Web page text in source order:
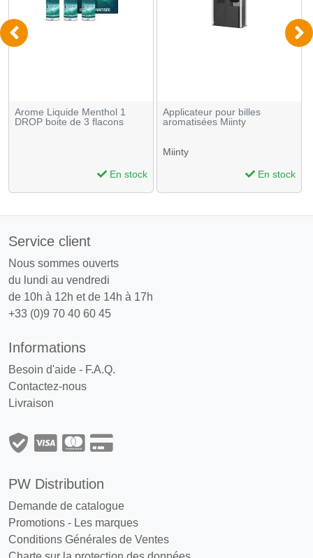
Arome Liquide Menthol 1
DROP boite de 3 flacons
En stock
Applicateur pour billes
aromatisées Miinty
Miinty
En stock
Service client
Nous sommes ouverts
du lundi au vendredi
de 10h à 12h et de 14h à 17h
+33 (0)9 70 40 60 45
Informations
Besoin d'aide - F.A.Q.
Contactez-nous
Livraison
PW Distribution
Demande de catalogue
Promotions - Les marques
Conditions Générales de Ventes